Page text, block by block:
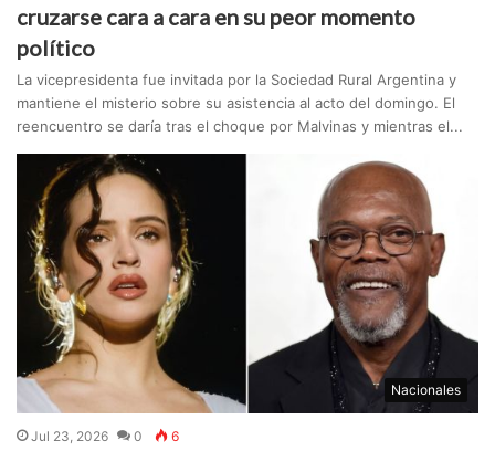
cruzarse cara a cara en su peor momento
político
La vicepresidenta fue invitada por la Sociedad Rural Argentina y
mantiene el misterio sobre su asistencia al acto del domingo. El
reencuentro se daría tras el choque por Malvinas y mientras el...
Nacionales
Jul 23, 2026 0 6